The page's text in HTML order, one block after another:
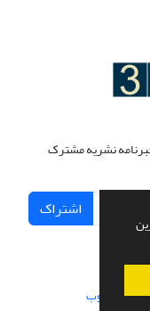
نشریه مشترک
اشتراک
از سیناوب